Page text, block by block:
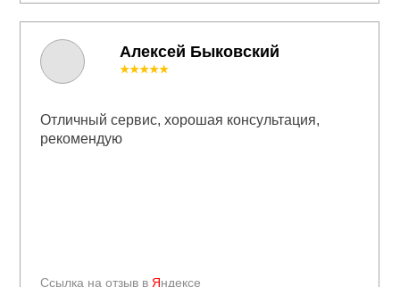
Алексей Быковский
Ссылка на отзыв в Яндексе
★★★★★
Отличный сервис, хорошая консультация,
рекомендую